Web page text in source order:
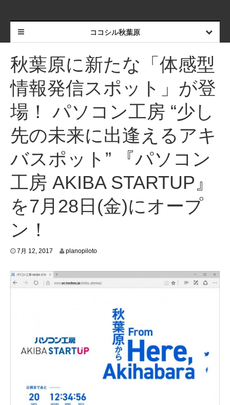
ココシル秋葉原
秋葉原に新たな「体感型
情報発信スポット」が登
場！ パソコン工房 “少し
先の未来に出逢えるアキ
バスポット” 『パソコン
工房 AKIBA STARTUP』
を7月28日(金)にオープ
ン！
7月 12, 2017
0
planopiloto